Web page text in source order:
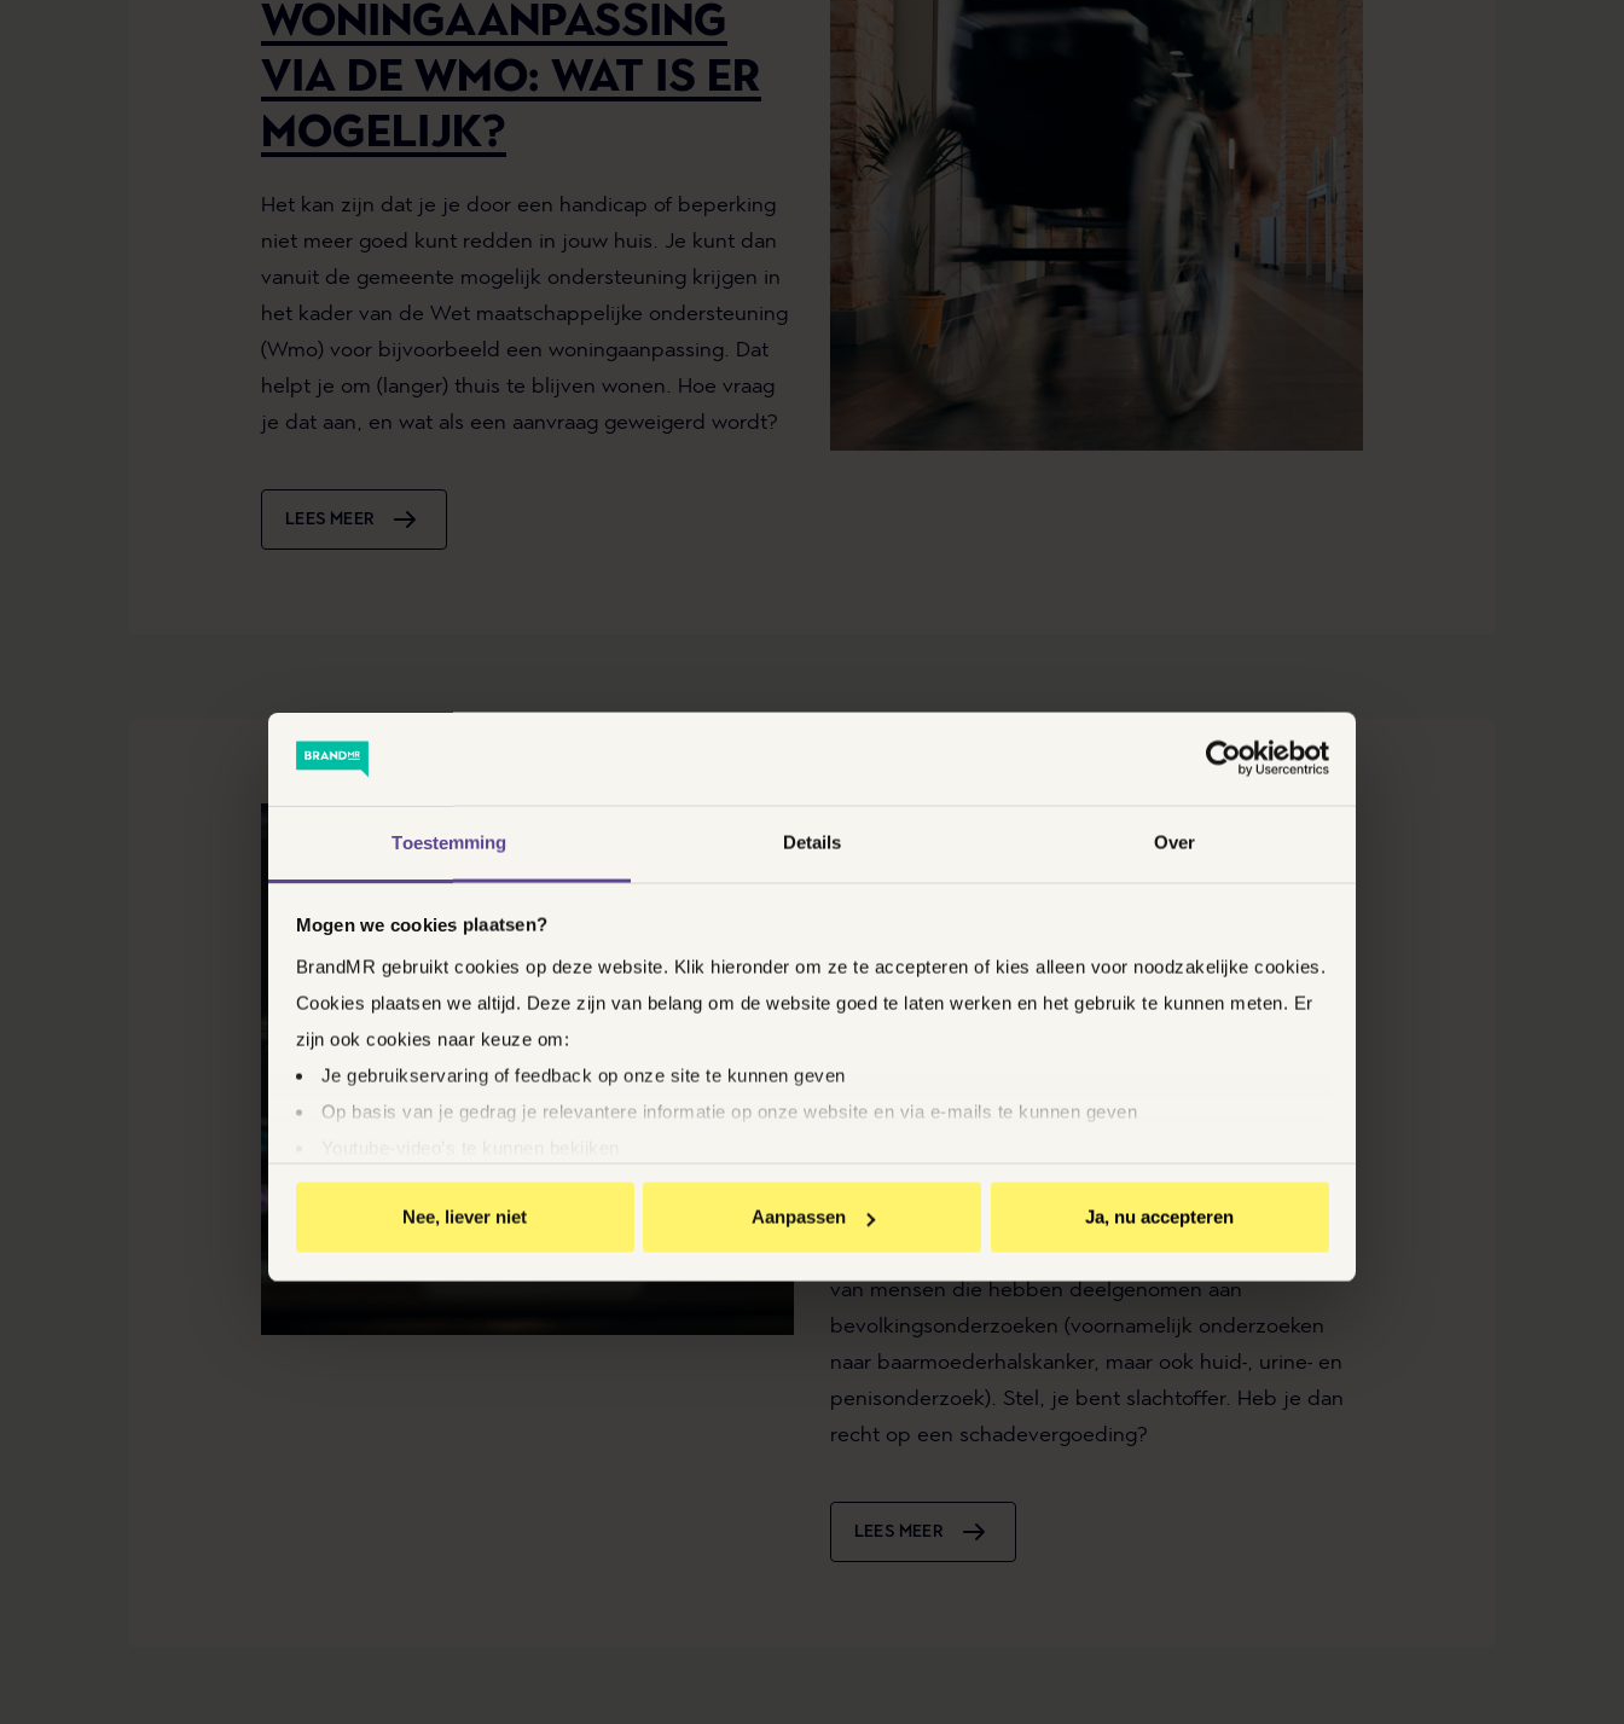
Toestemming Details Over
Mogen we cookies plaatsen?
BrandMR gebruikt cookies op deze website. Klik hieronder om ze te accepteren of kies alleen voor noodzakelijke cookies.
Cookies plaatsen we altijd. Deze zijn van belang om de website goed te laten werken en het gebruik te kunnen meten. Er
zijn ook cookies naar keuze om:
Je gebruikservaring of feedback op onze site te kunnen geven
Op basis van je gedrag je relevantere informatie op onze website en via e-mails te kunnen geven
Relevante aanbiedingen van BrandMR op andere sites te krijgen
Gepersonaliseerde advertenties te zien
Door op ‘Ja, nu accepteren’ te klikken ga je akkoord met het plaatsen van deze cookies.
Nee, liever niet Aanpassen Ja, nu accepteren
WONINGAANPASSING
VIA DE WMO: WAT IS ER
MOGELIJK?
Het kan zijn dat je je door een handicap of beperking
niet meer goed kunt redden in jouw huis. Je kunt dan
vanuit de gemeente mogelijk ondersteuning krijgen in
het kader van de Wet maatschappelijke ondersteuning
(Wmo) voor bijvoorbeeld een woningaanpassing. Dat
helpt je om (langer) thuis te blijven wonen. Hoe vraag
je dat aan, en wat als een aanvraag geweigerd wordt?
LEES MEER
AANKOPEN EN GELD |
SCHADEVERGOEDING,
ONDERZOEK: HEB JE
RECHT OP EEN
SCHADEVERGOEDING?
gelekt bij een datalek bij een laboratorium in Rijswijk.
Dit gaat voornamelijk om persoonsgegevens zoals
naam en BSN-nummer, maar ook medische gegevens
van mensen die hebben deelgenomen aan
bevolkingsonderzoeken (voornamelijk onderzoeken
naar baarmoederhalskanker, maar ook huid-, urine- en
penisonderzoek). Stel, je bent slachtoffer. Heb je dan
recht op een schadevergoeding?
LEES MEER